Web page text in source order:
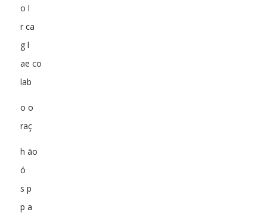
o l
r ca
g l
ae co
lab
o o
raç
h ão
ó
s p
p a